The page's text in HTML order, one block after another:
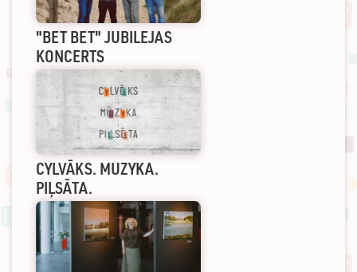
"BET BET" JUBILEJAS
KONCERTS
CYLVĀKS. MUZYKA.
PIĻSĀTA.